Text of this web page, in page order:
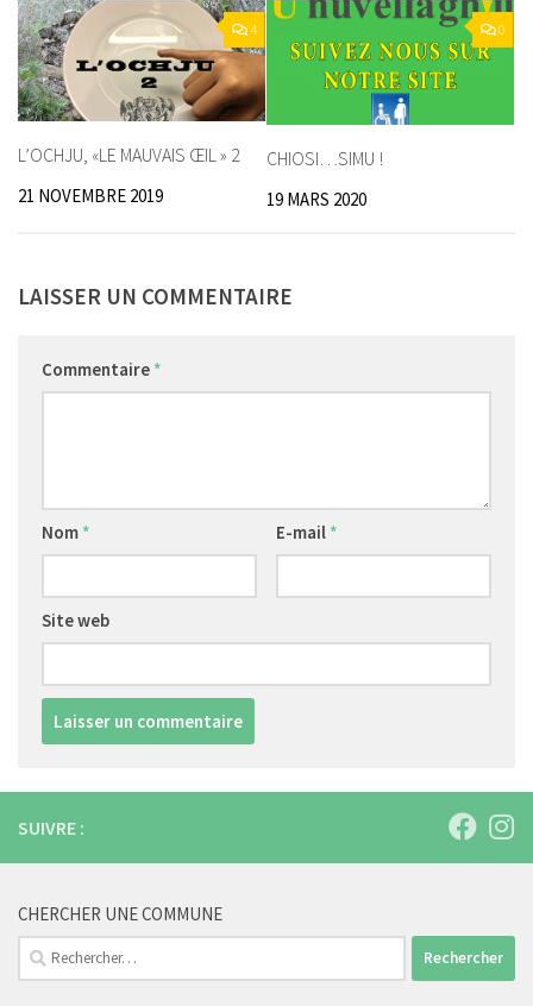
4
L’OCHJU, «LE MAUVAIS ŒIL » 2
21 NOVEMBRE 2019
0
CHIOSI…SIMU !
19 MARS 2020
LAISSER UN COMMENTAIRE
Commentaire *
Nom * E-mail *
Site web
SUIVRE :
CHERCHER UNE COMMUNE
Rechercher :